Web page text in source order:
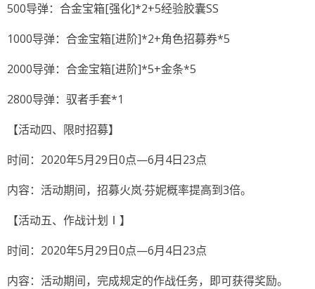
500导弹：合金宝箱[强化]*2+5经验胶囊SS
1000导弹：合金宝箱[进阶]*2+角色招募券*5
2000导弹：合金宝箱[进阶]*5+金条*5
2800导弹：驭者手套*1
【活动四、限时招募】
时间：2020年5月29日0点—6月4日23点
内容：活动期间，招募火岚·芬妮概率提高到3倍。
【活动五、作战计划Ⅰ】
时间：2020年5月29日0点—6月4日23点
内容：活动期间，完成规定的作战任务，即可获得奖励。